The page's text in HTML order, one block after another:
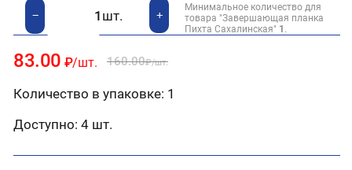
+
шт.
−
Минимальное количество для
товара "Завершающая планка
Пихта Сахалинская" 1 .
83.00 ₽/шт. 160.00₽/шт.
Количество в упаковке: 1
Доступно: 4 шт.